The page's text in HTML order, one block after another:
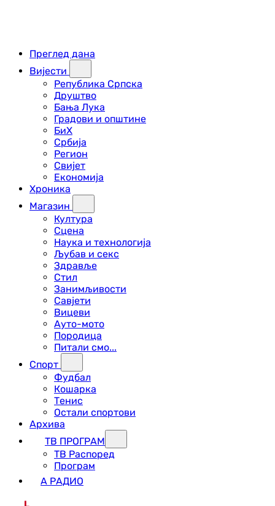
Преглед дана
Вијести
Република Српска
Друштво
Бања Лука
Градови и општине
БиХ
Србија
Регион
Свијет
Економија
Хроника
Магазин
Култура
Сцена
Наука и технологија
Љубав и секс
Здравље
Стил
Занимљивости
Савјети
Вицеви
Ауто-мото
Породица
Питали смо...
Спорт
Фудбал
Кошарка
Тенис
Остали спортови
Архива
ТВ ПРОГРАМ
ТВ Распоред
Програм
А РАДИО